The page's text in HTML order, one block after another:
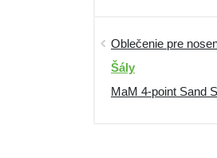
Darčekové
Výpredaj
Oblečenie pre
Šály
MaM 4-point Sand